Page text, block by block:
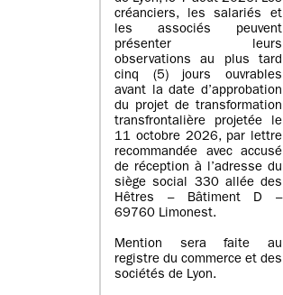
créanciers, les salariés et
les associés peuvent
présenter leurs
observations au plus tard
cinq (5) jours ouvrables
avant la date d’approbation
du projet de transformation
transfrontalière projetée le
11 octobre 2026, par lettre
recommandée avec accusé
de réception à l’adresse du
siège social 330 allée des
Hêtres – Bâtiment D –
69760 Limonest.
Mention sera faite au
registre du commerce et des
sociétés de Lyon.